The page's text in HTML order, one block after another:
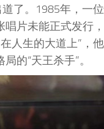
了。1985年，一
片未能正式发行
生的大道上”，
的“天王杀手”。